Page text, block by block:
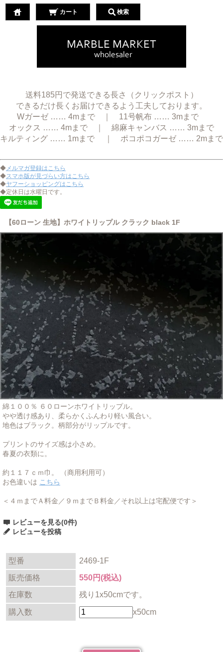
カート 検索
送料185円で発送できる長さ（クリックポスト）
できるだけ長くお届けできるよう工夫しております。
Wガーゼ …… 4mまで ｜ 11号帆布 …… 3mまで
オックス …… 4mまで ｜ 綿麻キャンバス …… 3mまで
キルティング …… 1mまで ｜ ポコポコガーゼ …… 2mまで
◆メルマガ登録はこちら
◆スマホ版が見づらい方はこちら
◆ヤフーショッピングはこちら
◆定休日は水曜日です。
【60ローン 生地】ホワイトリップル クラック black 1F
綿１００％ ６０ローンホワイトリップル。
やや透け感あり、柔らかくふんわり軽い風合い。
地色はブラック。柄部分がリップルです。
プリントのサイズ感は小さめ。
春夏の衣類に。
約１１７ｃｍ巾。 （商用利用可）
お色違いは こちら
＜４ｍまでＡ料金／９ｍまでＢ料金／それ以上は宅配便です＞
レビューを見る(0件)
レビューを投稿
型番
2469-1F
販売価格
550円(税込)
在庫数
残り1x50cmです。
購入数 x50cm